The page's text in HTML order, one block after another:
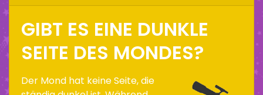
GIBT ES EINE DUNKLE
SEITE DES MONDES?
Der Mond hat keine Seite, die